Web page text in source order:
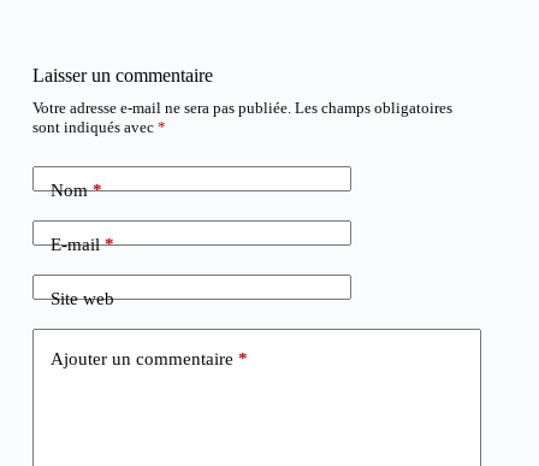
Laisser un commentaire
Votre adresse e-mail ne sera pas publiée. Les champs obligatoires
sont indiqués avec *
Nom*
E-mail*
Site web
Ajouter un commentaire *